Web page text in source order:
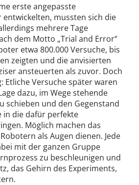
erste angepasste
mussten sich die
mehrere Tage
dem Motto „Trial and Error“
etwa 800.000 Versuche, bis
zeigten und die anvisierten
ansteuerten als zuvor. Doch
Etliche Versuche später waren
dazu, im Wege stehende
schieben und den Gegenstand
in die dafür perfekte
Möglich machen das
als Augen dienen. Jede
mit der ganzen Gruppe
zu beschleunigen und
das Gehirn des Experiments,